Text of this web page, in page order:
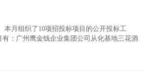
月组织了10项招投标项目的公开投标工
：广州鹰金钱企业集团公司从化基地三花酒